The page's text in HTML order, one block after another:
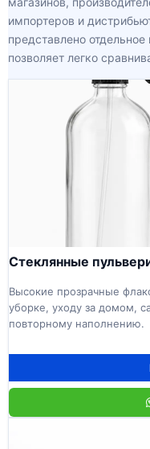
импортеров и
представлено
позволяет легко
Стеклянные
Высокие прозрачные
уборке, уходу за домом,
повторному наполнению.